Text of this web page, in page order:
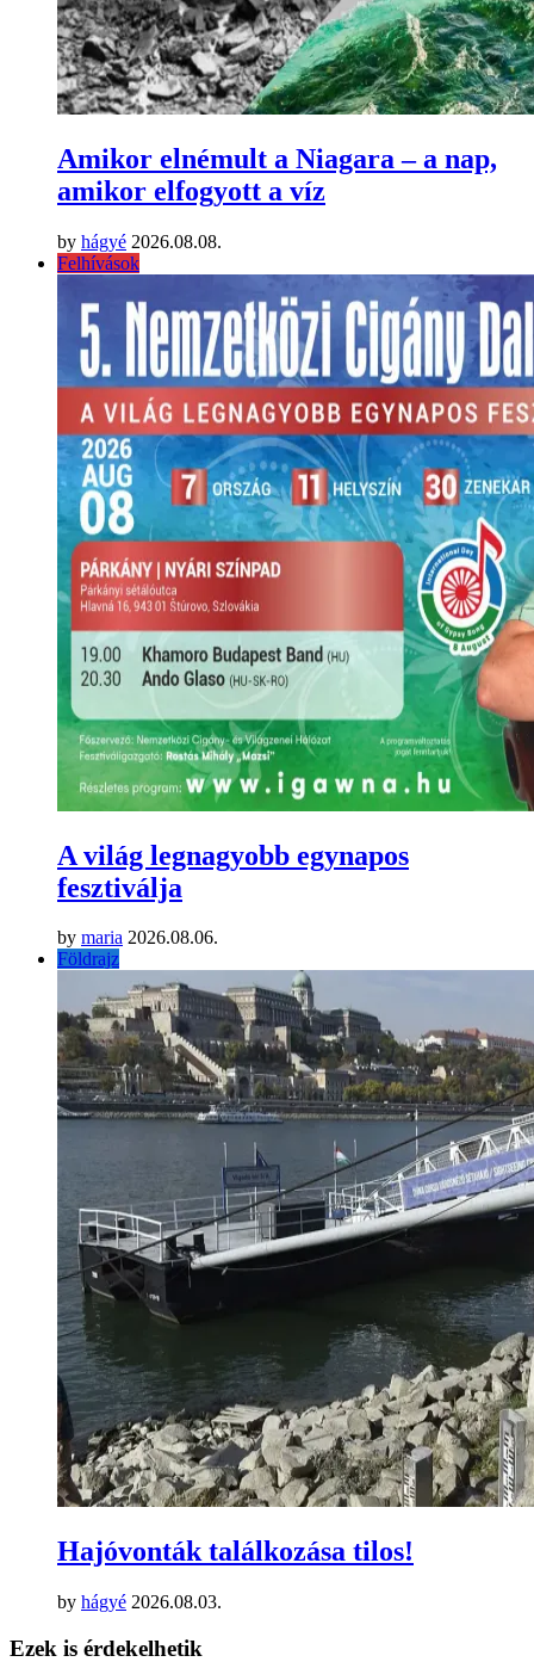
Amikor elnémult a Niagara – a nap,
amikor elfogyott a víz
by hágyé 2026.08.08.
Felhívások
A világ legnagyobb egynapos
fesztiválja
by maria 2026.08.06.
Földrajz
Hajóvonták találkozása tilos!
by hágyé 2026.08.03.
Ezek is érdekelhetik